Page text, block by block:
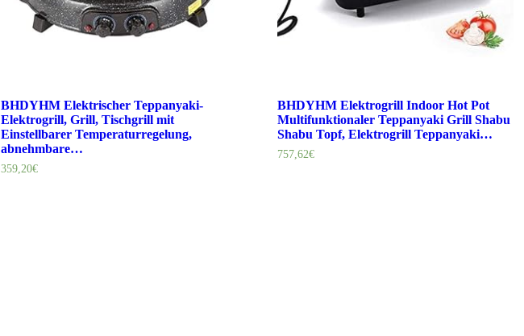
BHDYHM Elektrischer Teppanyaki-
Elektrogrill, Grill, Tischgrill mit
Einstellbarer Temperaturregelung,
abnehmbare…
359,20€
BHDYHM Elektrogrill Indoor Hot Pot
Multifunktionaler Teppanyaki Grill Shabu
Shabu Topf, Elektrogrill Teppanyaki…
757,62€